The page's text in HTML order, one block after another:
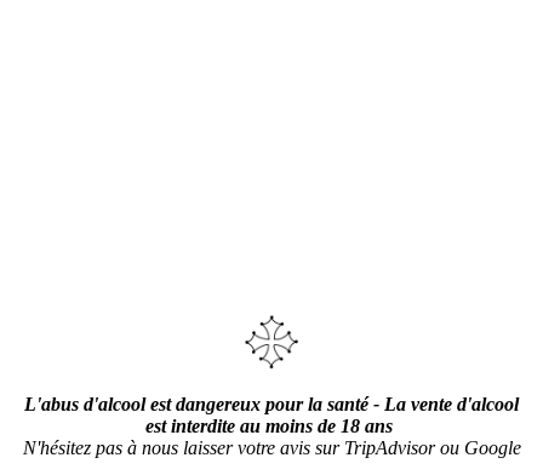
L'abus d'alcool est dangereux pour la santé - La vente d'alcool
est interdite au moins de 18 ans
N'hésitez pas à nous laisser votre avis sur TripAdvisor ou Google